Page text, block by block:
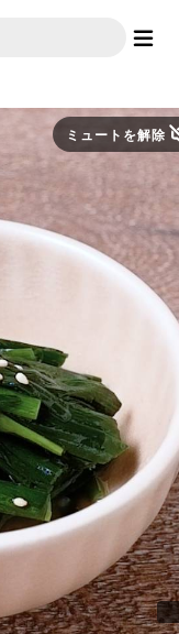
ミュートを解除